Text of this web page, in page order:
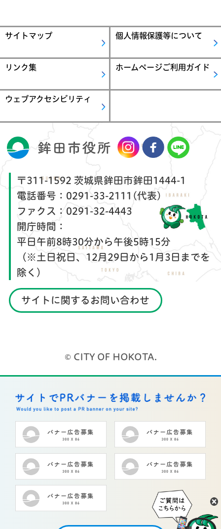
サイトマップ 個人情報保護等について
リンク集 ホームページご利用ガイド
ウェブアクセシビリティ
〒311-1592 茨城県鉾田市鉾田1444-1
電話番号： 0291-33-2111(代表)
ファクス： 0291-32-4443
開庁時間：
平日午前8時30分から午後5時15分
（※土日祝日、12月29日から1月3日までを
除く）
サイトに関するお問い合わせ
© CITY OF HOKOTA.